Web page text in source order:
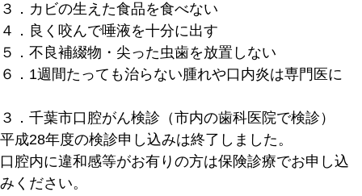
３．カビの生えた食品を食べない
４．良く咬んで唾液を十分に出す
５．不良補綴物・尖った虫歯を放置しない
６．1週間たっても治らない腫れや口内炎は専門医に
３．千葉市口腔がん検診（市内の歯科医院で検診）
平成28年度の検診申し込みは終了しました。
口腔内に違和感等がお有りの方は保険診療でお申し込
みください。